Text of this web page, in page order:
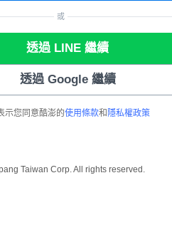
或
透過 LINE 繼續
透過 Google 繼續
示您同意酷澎的使用條款和 隱私權政策
Taiwan Corp. All rights reserved.